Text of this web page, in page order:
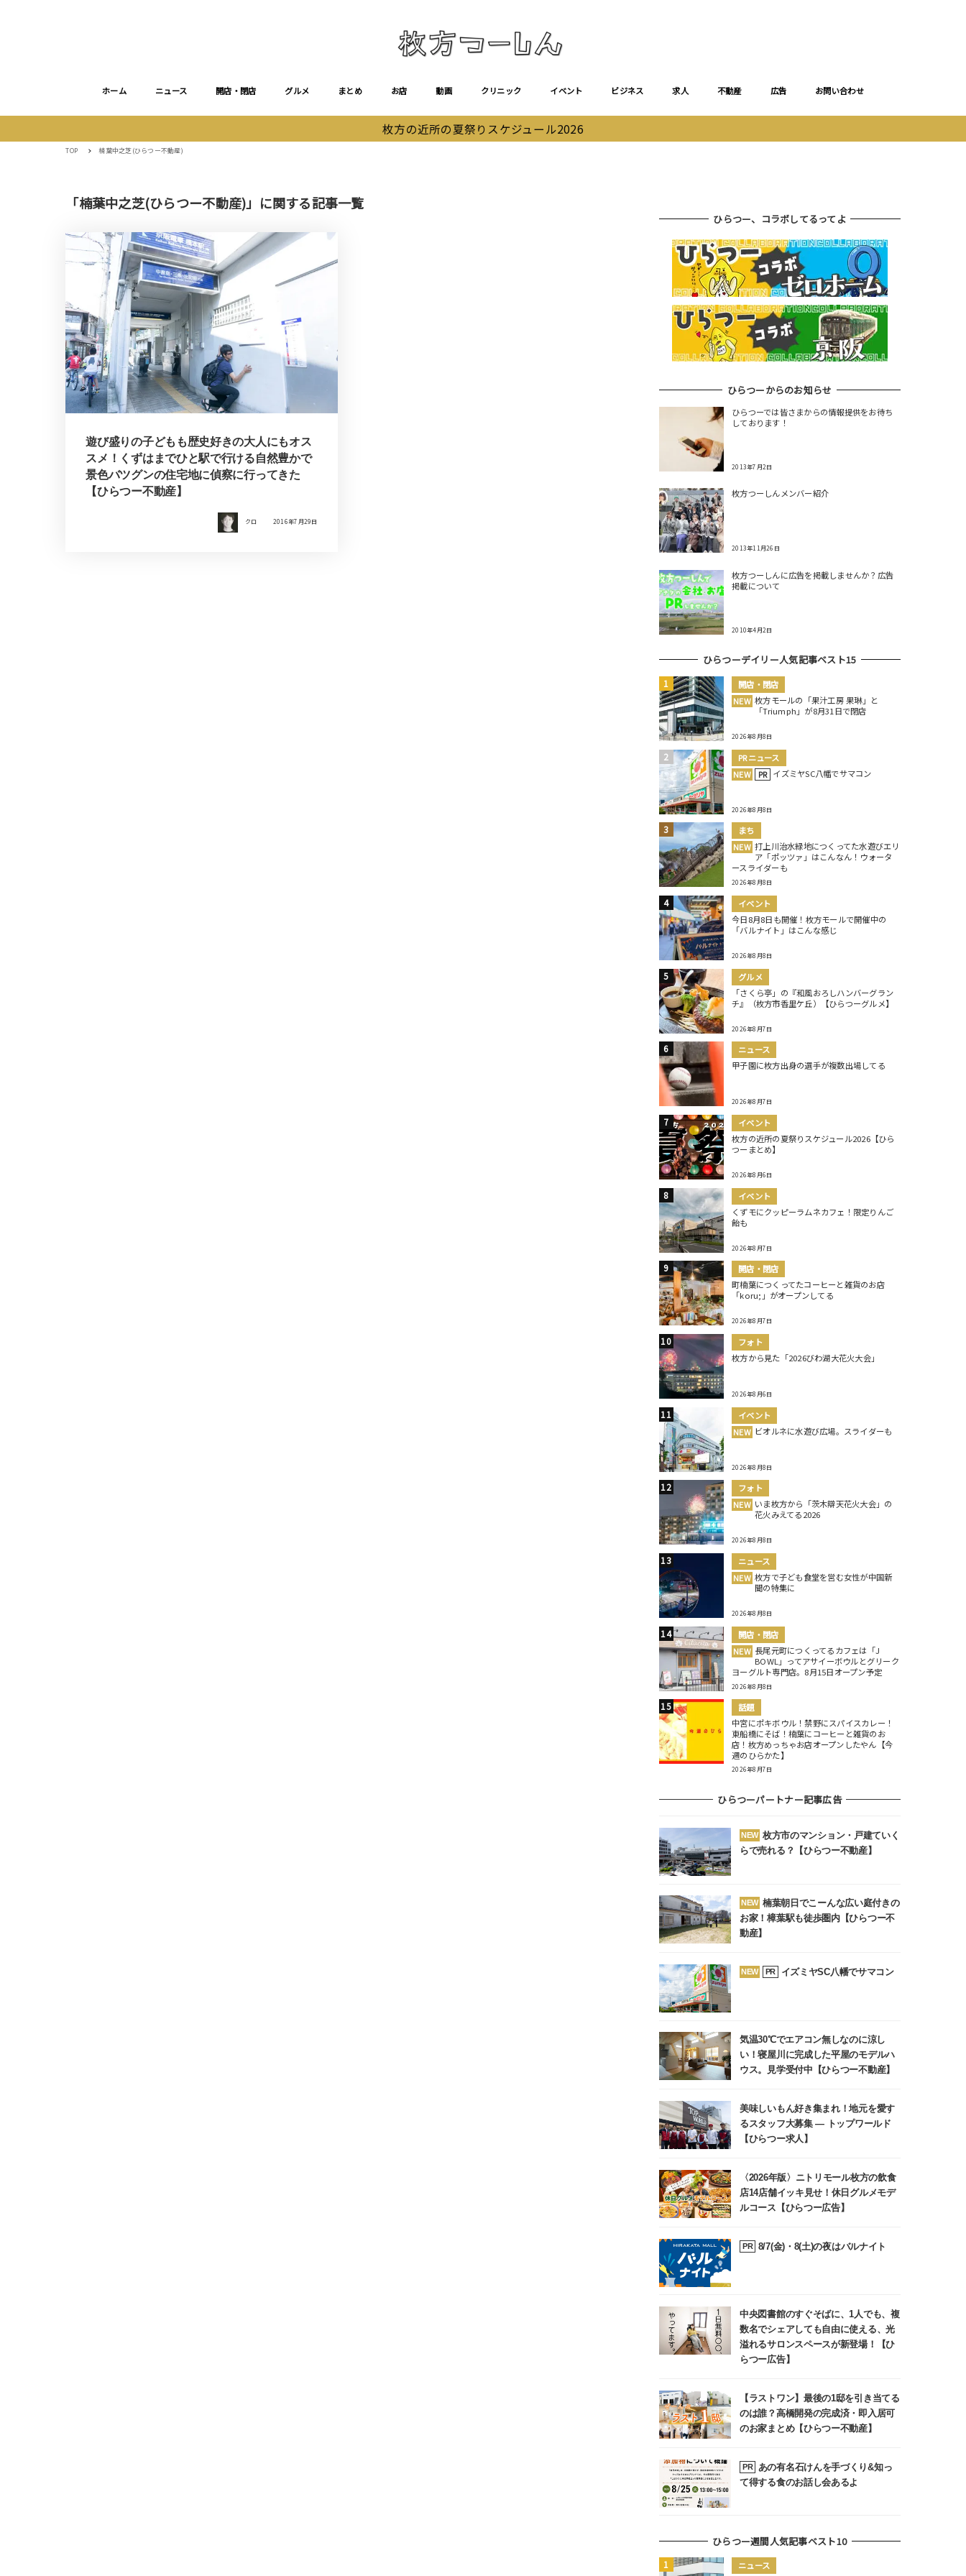
ホーム ニュース 開店・閉店 グルメ まとめ お店 動画 クリニック イベント ビジネス 求人 不動産 広告 お問い合わせ
枚方の近所の夏祭りスケジュール2026
TOP 楠葉中之芝(ひらつー不動産)
「楠葉中之芝(ひらつー不動産)」に関する記事一覧
遊び盛りの子どもも歴史好きの大人にもオス
スメ！くずはまでひと駅で行ける自然豊かで
景色バツグンの住宅地に偵察に行ってきた
【ひらつー不動産】
クロ 2016年7月29日
ひらつー、コラボしてるってよ
ひらつーからのお知らせ
ひらつーでは皆さまからの情報提供をお待ち
しております！
2013年7月2日
枚方つーしんメンバー紹介
2013年11月26日
枚方つーしんに広告を掲載しませんか？広告
掲載について
2010年4月2日
ひらつーデイリー人気記事ベスト15
開店・閉店
NEW 枚方モールの「果汁工房 果琳」と
「Triumph」が8月31日で閉店
2026年8月8日
PRニュース
NEW
PR イズミヤSC八幡でサマコン
2026年8月8日
まち
NEW 打上川治水緑地につくってた水遊びエリ
ア「ポッツァ」はこんなん！ウォータ
ースライダーも
2026年8月8日
イベント
今日8月8日も開催！枚方モールで開催中の
「バルナイト」はこんな感じ
2026年8月8日
グルメ
「さくら亭」の『和風おろしハンバーグラン
チ』（枚方市香里ケ丘）【ひらつーグルメ】
2026年8月7日
ニュース
甲子園に枚方出身の選手が複数出場してる
2026年8月7日
イベント
枚方の近所の夏祭りスケジュール2026【ひら
つーまとめ】
2026年8月6日
イベント
くずモにクッピーラムネカフェ！限定りんご
飴も
2026年8月7日
開店・閉店
町楠葉につくってたコーヒーと雑貨のお店
「koru;」がオープンしてる
2026年8月7日
フォト
枚方から見た「2026びわ湖大花火大会」
2026年8月6日
イベント
NEW ビオルネに水遊び広場。スライダーも
2026年8月8日
フォト
NEW いま枚方から「茨木辯天花火大会」の
花火みえてる2026
2026年8月8日
ニュース
NEW 枚方で子ども食堂を営む女性が中国新
聞の特集に
2026年8月8日
開店・閉店
NEW 長尾元町につくってるカフェは「J
BOWL」ってアサイーボウルとグリーク
ヨーグルト専門店。8月15日オープン予定
2026年8月8日
話題
中宮にポキボウル！禁野にスパイスカレー！
東船橋にそば！楠葉にコーヒーと雑貨のお
店！枚方めっちゃお店オープンしたやん【今
週のひらかた】
2026年8月7日
ひらつーパートナー記事広告
NEW 枚方市のマンション・戸建ていく
らで売れる？【ひらつー不動産】
NEW 楠葉朝日でこーんな広い庭付きの
お家！樟葉駅も徒歩圏内【ひらつー不
動産】
NEW PR イズミヤSC八幡でサマコン
気温30℃でエアコン無しなのに涼し
い！寝屋川に完成した平屋のモデルハ
ウス。見学受付中【ひらつー不動産】
美味しいもん好き集まれ！地元を愛す
るスタッフ大募集 ― トップワールド
【ひらつー求人】
〈2026年版〉ニトリモール枚方の飲食
店14店舗イッキ見せ！休日グルメモデ
ルコース【ひらつー広告】
PR 8/7(金)・8(土)の夜はバルナイト
中央図書館のすぐそばに、1人でも、複
数名でシェアしても自由に使える、光
溢れるサロンスペースが新登場！【ひ
らつー広告】
【ラストワン】最後の1邸を引き当てる
のは誰？高橋開発の完成済・即入居可
のお家まとめ【ひらつー不動産】
PR
あの有名石けんを手づくり&知っ
て得する食のお話し会あるよ
ひらつー週間人気記事ベスト10
ニュース